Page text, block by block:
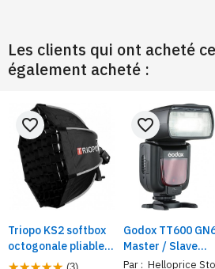
Les clients qui ont acheté
également acheté :
Triopo KS2 softbox
octogonale pliable
avec monture type
favorite_border
Godox TT600
Master / Slave
Camera Flash
Par : Helloprice
favorite_border